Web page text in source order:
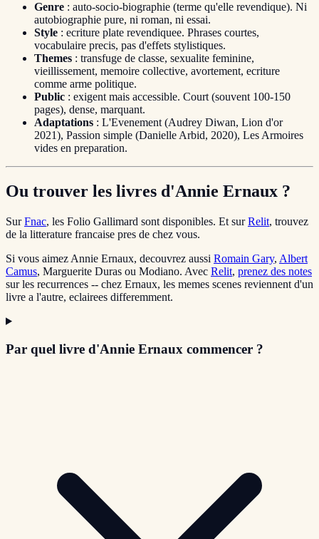
Genre : auto-socio-biographie (terme qu'elle revendique). Ni
autobiographie pure, ni roman, ni essai.
Style : ecriture plate revendiquee. Phrases courtes,
vocabulaire precis, pas d'effets stylistiques.
Themes : transfuge de classe, sexualite feminine,
vieillissement, memoire collective, avortement, ecriture
comme arme politique.
Public : exigent mais accessible. Court (souvent 100-150
pages), dense, marquant.
Adaptations : L'Evenement (Audrey Diwan, Lion d'or
2021), Passion simple (Danielle Arbid, 2020), Les Armoires
vides en preparation.
Ou trouver les livres d'Annie Ernaux ?
SurFnac, les Folio Gallimard sont disponibles. Et surRelit, trouvez
de la litterature francaise pres de chez vous.
Si vous aimez Annie Ernaux, decouvrez aussi Romain Gary, Albert
Camus, Marguerite Duras ou Modiano. Avec Relit, prenez des notes
sur les recurrences -- chez Ernaux, les memes scenes reviennent d'un
livre a l'autre, eclairees differemment.
Par quel livre d'Annie Ernaux commencer ?